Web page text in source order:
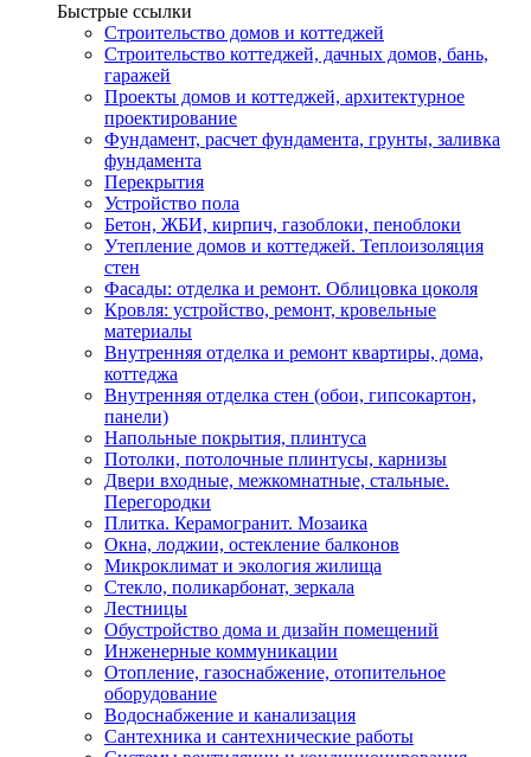
Быстрые ссылки
Строительство домов и коттеджей
Строительство коттеджей, дачных домов, бань,
гаражей
Проекты домов и коттеджей, архитектурное
проектирование
Фундамент, расчет фундамента, грунты, заливка
фундамента
Перекрытия
Устройство пола
Бетон, ЖБИ, кирпич, газоблоки, пеноблоки
Утепление домов и коттеджей. Теплоизоляция
стен
Фасады: отделка и ремонт. Облицовка цоколя
Кровля: устройство, ремонт, кровельные
материалы
Внутренняя отделка и ремонт квартиры, дома,
коттеджа
Внутренняя отделка стен (обои, гипсокартон,
панели)
Напольные покрытия, плинтуса
Потолки, потолочные плинтусы, карнизы
Двери входные, межкомнатные, стальные.
Перегородки
Плитка. Керамогранит. Мозаика
Окна, лоджии, остекление балконов
Микроклимат и экология жилища
Стекло, поликарбонат, зеркала
Лестницы
Обустройство дома и дизайн помещений
Инженерные коммуникации
Отопление, газоснабжение, отопительное
оборудование
Водоснабжение и канализация
Сантехника и сантехнические работы